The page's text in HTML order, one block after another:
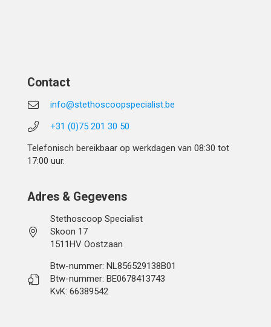
Contact
info@stethoscoopspecialist.be
+31 (0)75 201 30 50
Telefonisch bereikbaar op werkdagen van 08:30 tot
17:00 uur.
Adres & Gegevens
Stethoscoop Specialist
Skoon 17
1511HV Oostzaan
Btw-nummer: NL856529138B01
Btw-nummer: BE0678413743
KvK: 66389542